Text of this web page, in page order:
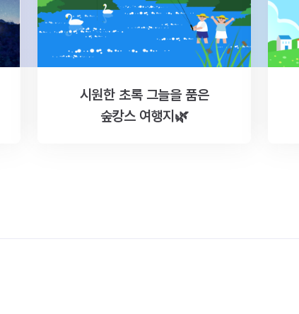
시원한 초록 그늘을 품은
숲캉스 여행지🌿